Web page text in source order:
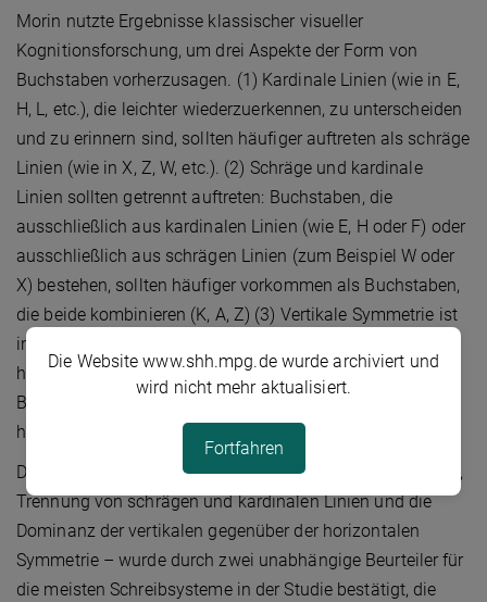
Morin nutzte Ergebnisse klassischer visueller
Kognitionsforschung, um drei Aspekte der Form von
Buchstaben vorherzusagen. (1) Kardinale Linien (wie in E,
H, L, etc.), die leichter wiederzuerkennen, zu unterscheiden
und zu erinnern sind, sollten häufiger auftreten als schräge
Linien (wie in X, Z, W, etc.). (2) Schräge und kardinale
Linien sollten getrennt auftreten: Buchstaben, die
ausschließlich aus kardinalen Linien (wie E, H oder F) oder
ausschließlich aus schrägen Linien (zum Beispiel W oder
X) bestehen, sollten häufiger vorkommen als Buchstaben,
die beide kombinieren (K, A, Z) (3) Vertikale Symmetrie ist
in der Natur weitverbreitet und wird schneller erkannt als
horizontale Symmetrie, weshalb vertikal-symmetrische
Buchstaben (wie M, A, W, U, etc.) häufiger sein sollten als
horizontal-symmetrische (K, D, E, etc.).
Das Vorkommen aller drei Merkmale – Kardinaldominanz,
Trennung von schrägen und kardinalen Linien und die
Dominanz der vertikalen gegenüber der horizontalen
Symmetrie – wurde durch zwei unabhängige Beurteiler für
die meisten Schreibsysteme in der Studie bestätigt, die
Die Website www.shh.mpg.de wurde archiviert und
wird nicht mehr aktualisiert.
Fortfahren